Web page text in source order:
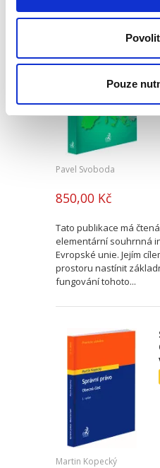
Pouze
Pavel Svoboda
850,00 Kč
Tato publikace má
elementární souhrnná
Evropské unie. Jejím
prostoru nastínit
fungování tohoto...
Martin Kopecký